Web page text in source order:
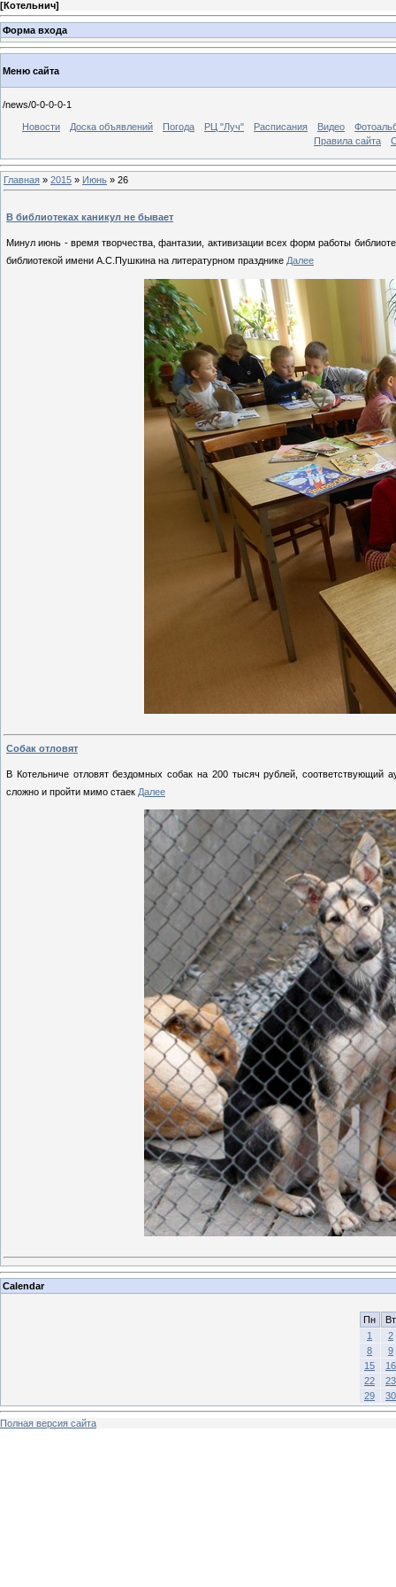
[Котельнич]
Форма входа
Меню сайта
/news/0-0-0-0-1
Новости Доска объявлений Погода РЦ "Луч" Расписания Видео
Правила сайта
Главная » 2015 » Июнь » 26
В библиотеках каникул не бывает
Минул июнь - время творчества, фантазии, активизации всех форм работы
библиотекой имени А.С.Пушкина на литературном празднике Далее
Собак отловят
В Котельниче отловят бездомных собак на 200 тысяч рублей, соответствующий
сложно и пройти мимо стаек Далее
Calendar
Пн
Вт
1
2
8
9
15
16
22
23
29
30
Полная версия сайта